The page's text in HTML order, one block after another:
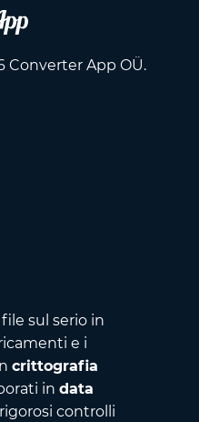
Converter App OÜ.
sul serio in
e i
crittografia
in data
controlli